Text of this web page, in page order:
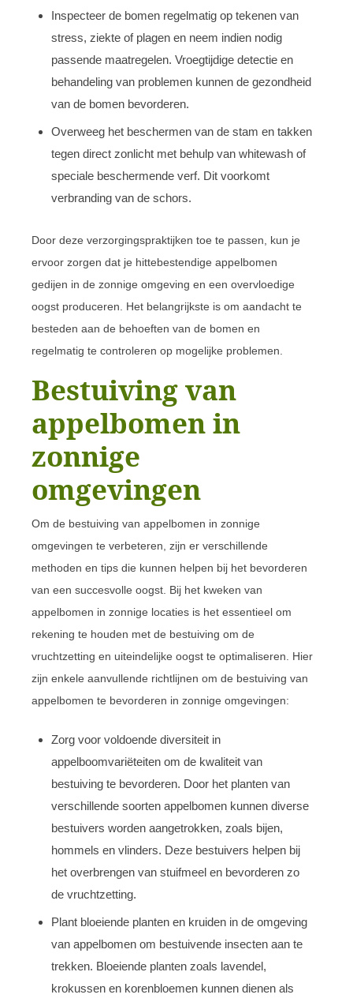
Inspecteer de bomen regelmatig op tekenen van
stress, ziekte of plagen en neem indien nodig
passende maatregelen. Vroegtijdige detectie en
behandeling van problemen kunnen de gezondheid
van de bomen bevorderen.
Overweeg het beschermen van de stam en takken
tegen direct zonlicht met behulp van whitewash of
speciale beschermende verf. Dit voorkomt
verbranding van de schors.
Door deze verzorgingspraktijken toe te passen, kun je
ervoor zorgen dat je hittebestendige appelbomen
gedijen in de zonnige omgeving en een overvloedige
oogst produceren. Het belangrijkste is om aandacht te
besteden aan de behoeften van de bomen en
regelmatig te controleren op mogelijke problemen.
Bestuiving van
appelbomen in
zonnige
omgevingen
Om de bestuiving van appelbomen in zonnige
omgevingen te verbeteren, zijn er verschillende
methoden en tips die kunnen helpen bij het bevorderen
van een succesvolle oogst. Bij het kweken van
appelbomen in zonnige locaties is het essentieel om
rekening te houden met de bestuiving om de
vruchtzetting en uiteindelijke oogst te optimaliseren. Hier
zijn enkele aanvullende richtlijnen om de bestuiving van
appelbomen te bevorderen in zonnige omgevingen:
Zorg voor voldoende diversiteit in
appelboomvariëteiten om de kwaliteit van
bestuiving te bevorderen. Door het planten van
verschillende soorten appelbomen kunnen diverse
bestuivers worden aangetrokken, zoals bijen,
hommels en vlinders. Deze bestuivers helpen bij
het overbrengen van stuifmeel en bevorderen zo
de vruchtzetting.
Plant bloeiende planten en kruiden in de omgeving
van appelbomen om bestuivende insecten aan te
trekken. Bloeiende planten zoals lavendel,
krokussen en korenbloemen kunnen dienen als